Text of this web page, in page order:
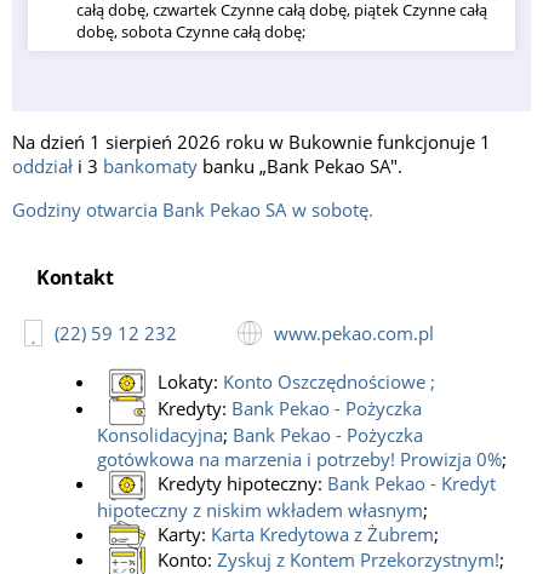
całą dobę, czwartek Czynne całą dobę, piątek Czynne całą
dobę, sobota Czynne całą dobę;
Godziny pracy:poniedziałek Czynne całą dobę, wtorek
Czynne całą dobę, środa Czynne całą dobę, czwartek
całą dobę, niedziela Czynne całą dobę;
Na dzień 1 sierpień 2026 roku w Bukownie funkcjonuje 1
oddział i 3 bankomaty banku „Bank Pekao SA".
Godziny otwarcia Bank Pekao SA w sobotę.
Kontakt
(22) 59 12 232 www.pekao.com.pl
Lokaty: Konto Oszczędnościowe ;
Kredyty: Bank Pekao - Pożyczka
Konsolidacyjna; Bank Pekao - Pożyczka
gotówkowa na marzenia i potrzeby! Prowizja 0%;
Kredyty hipoteczny: Bank Pekao - Kredyt
hipoteczny z niskim wkładem własnym;
Karty: Karta Kredytowa z Żubrem;
Konto: Zyskuj z Kontem Przekorzystnym!;